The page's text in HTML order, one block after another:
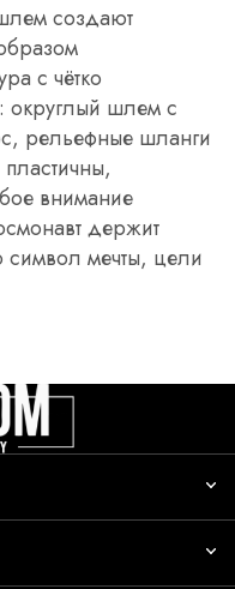
создают
с чётко
округлый шлем с
рельефные шланги
внимание
держит
символ мечты, цели